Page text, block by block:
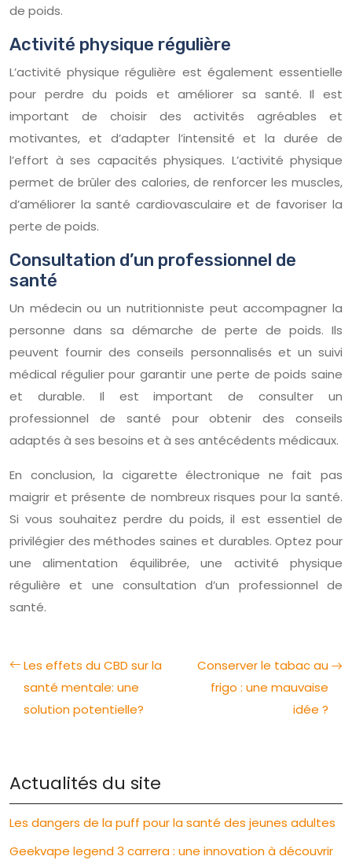
de poids.
Activité physique régulière
L’activité physique régulière est également essentielle
pour perdre du poids et améliorer sa santé. Il est
important de choisir des activités agréables et
motivantes, et d’adapter l’intensité et la durée de
l’effort à ses capacités physiques. L’activité physique
permet de brûler des calories, de renforcer les muscles,
d’améliorer la santé cardiovasculaire et de favoriser la
perte de poids.
Consultation d’un professionnel de
santé
Un médecin ou un nutritionniste peut accompagner la
personne dans sa démarche de perte de poids. Ils
peuvent fournir des conseils personnalisés et un suivi
médical régulier pour garantir une perte de poids saine
et durable. Il est important de consulter un
professionnel de santé pour obtenir des conseils
adaptés à ses besoins et à ses antécédents médicaux.
En conclusion, la cigarette électronique ne fait pas
maigrir et présente de nombreux risques pour la santé.
Si vous souhaitez perdre du poids, il est essentiel de
privilégier des méthodes saines et durables. Optez pour
une alimentation équilibrée, une activité physique
régulière et une consultation d’un professionnel de
santé.
Les effets du CBD sur la
santé mentale: une
solution potentielle?
Conserver le tabac au
frigo : une mauvaise
idée ?
Actualités du site
Les dangers de la puff pour la santé des jeunes adultes
Geekvape legend 3 carrera : une innovation à découvrir